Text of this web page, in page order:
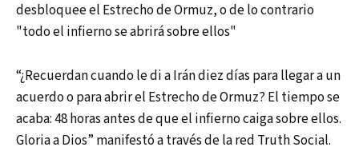
desbloquee el Estrecho de Ormuz, o de lo contrario
"todo el infierno se abrirá sobre ellos"
“¿Recuerdan cuando le di a Irán diez días para llegar a un
acuerdo o para abrir el Estrecho de Ormuz? El tiempo se
acaba: 48 horas antes de que el infierno caiga sobre ellos.
Gloria a Dios” manifestó a través de la red Truth Social.